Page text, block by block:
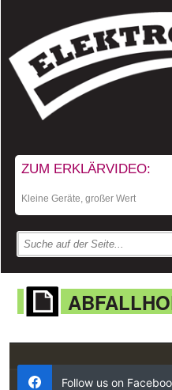
ZUM ERKLÄRVIDEO:
Kleine Geräte, großer Wert
Follow us on